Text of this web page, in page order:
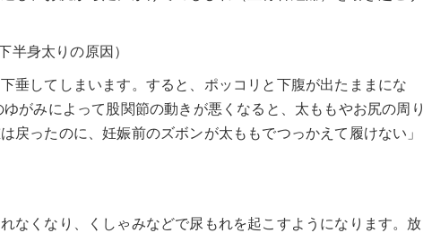
半身太りの原因）
垂してしまいます。すると、ポッコリと下腹が出たままにな
がみによって股関節の動きが悪くなると、太ももやお尻の周り
戻ったのに、妊娠前のズボンが太ももでつっかえて履けない」
なくなり、くしゃみなどで尿もれを起こすようになります。放